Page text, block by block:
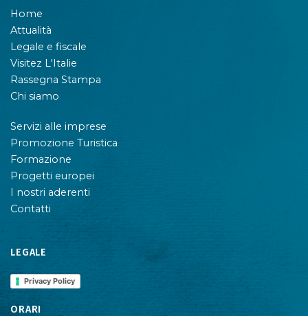
Home
Attualità
Legale e fiscale
Visitez L'Italie
Rassegna Stampa
Chi siamo
Servizi alle imprese
Promozione Turistica
Formazione
Progetti europei
I nostri aderenti
Contatti
LEGALE
Privacy Policy
ORARI